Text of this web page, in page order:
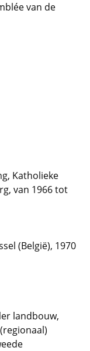
van de
Katholieke
van 1966 tot
(België), 1970
landbouw,